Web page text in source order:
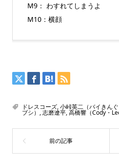
M9： わすれてしまうよ
M10：横顔
ドレスコーズ,小峠英二（バイきんぐ
ブシ） ,志磨遼平,高橋響（Cody・